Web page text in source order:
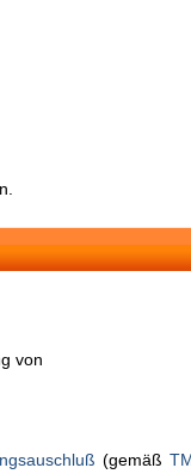
von
(gemäß